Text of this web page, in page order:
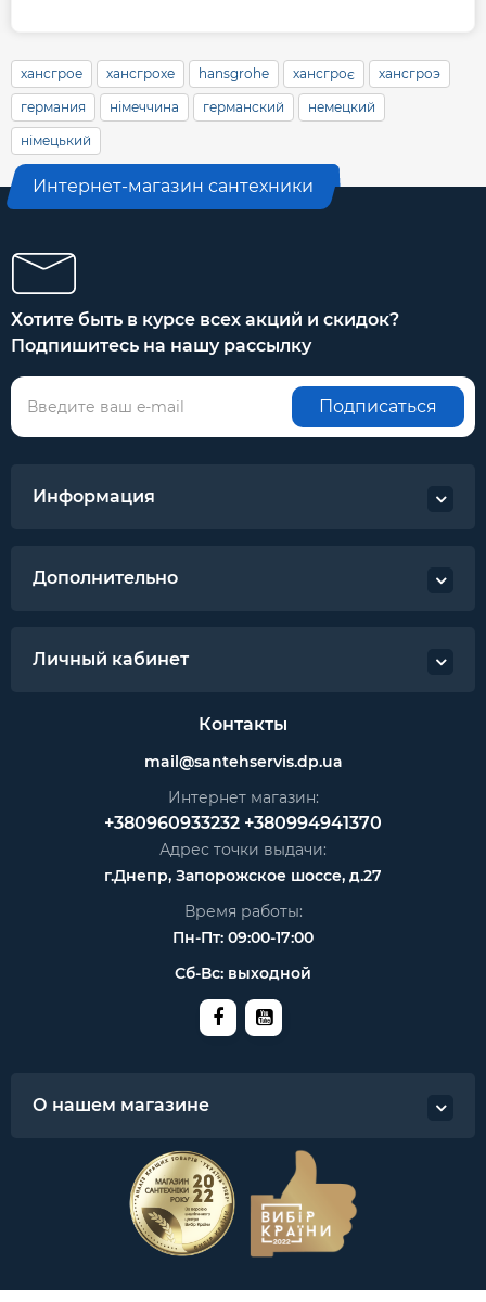
хансгрое хансгрохе hansgrohe хансгроє хансгроэ
германия німеччина германский немецкий
німецький
Интернет-магазин сантехники
Хотите быть в курсе всех акций и скидок?
Подпишитесь на нашу рассылку
Подписаться
Информация
Дополнительно
Личный кабинет
Контакты
mail@santehservis.dp.ua
Интернет магазин:
+380960933232 +380994941370
Адрес точки выдачи:
г.Днепр, Запорожское шоссе, д.27
Время работы:
Пн-Пт: 09:00-17:00
Сб-Вс: выходной
О нашем магазине